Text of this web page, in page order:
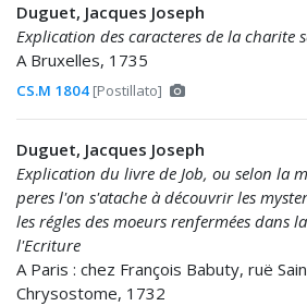
Duguet, Jacques Joseph
Explication des caracteres de la charite
A Bruxelles, 1735
CS.M 1804 [Postillato]
Duguet, Jacques Joseph
Explication du livre de Job, ou selon la
peres l'on s'atache à découvrir les
les régles des moeurs renfermées dans
l'Ecriture
A Paris : chez François Babuty, ruë
Chrysostome, 1732